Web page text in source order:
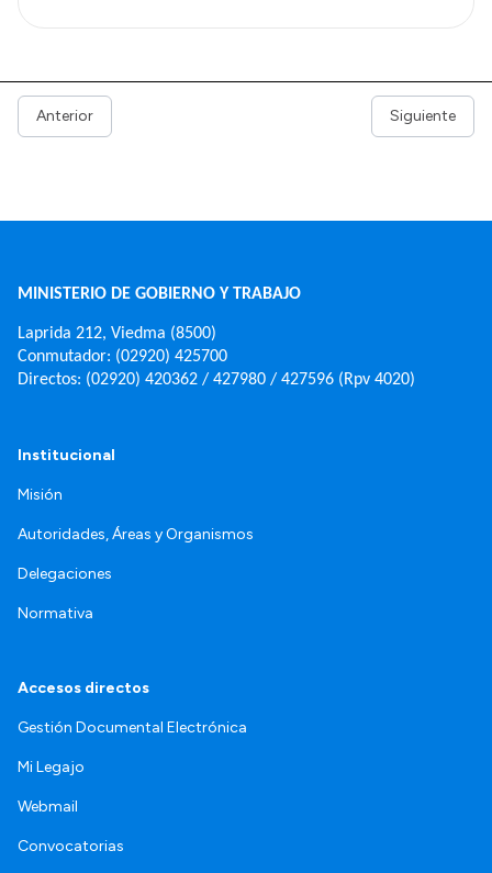
Anterior Siguiente
MINISTERIO DE GOBIERNO Y TRABAJO
Laprida 212, Viedma (8500)
Conmutador: (02920) 425700
Directos: (02920) 420362 / 427980 / 427596 (Rpv 4020)
Institucional
Misión
Autoridades, Áreas y Organismos
Delegaciones
Normativa
Accesos directos
Gestión Documental Electrónica
Mi Legajo
Webmail
Convocatorias